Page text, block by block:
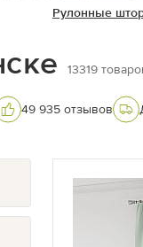
Рулонные
13319
49 935 отзывов